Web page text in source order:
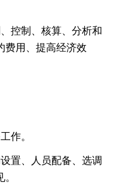
控制、核算、分析和
费用、提高经济效
作。
置、人员配备、选调